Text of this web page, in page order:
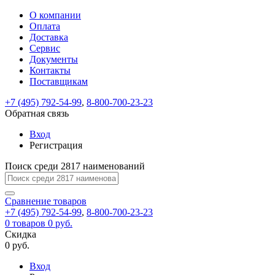
ВходРегистрация
test@example.com
отправлена
по
ней
завершения
регистрации.
Ок
Запомнить
меня
Забыли
Восстановление
пароля
Заполните
форму.
Мы
отправим
ссылку
указанный
электронный
перейдя
по
которой
вы
задать
На
вашу
почту
test@test.ru
ссылка.
Перейдите
по
для
смены
пароля.
Введите
новый
пароль
Сменить
Пароль
успешно
восстановлен
Обратная
связь
Сообщение
пользовательского
сообщение
успешно
отправлено.
О компании
Оплата
Доставка
Сервис
Документы
Контакты
Поставщикам
+7 (495) 792-54-99, 8-800-700-23-23
Обратная связь
Вход
Регистрация
Поиск среди 2817 наименований
Сравнение товаров
+7 (495) 792-54-99, 8-800-700-23-23
0 товаров 0 руб.
Скидка
0 руб.
Вход